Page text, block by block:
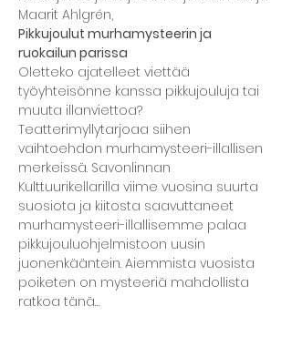
Maarit Ahlgrén,
Pikkujoulut murhamysteerin ja
ruokailun parissa
Oletteko ajatelleet viettää
työyhteisönne kanssa pikkujouluja tai
muuta illanviettoa?
Teatterimyllytarjoaa siihen
vaihtoehdon murhamysteeri-illallisen
merkeissä. Savonlinnan
Kulttuurikellarilla viime vuosina suurta
suosiota ja kiitosta saavuttaneet
murhamysteeri-illallisemme palaa
pikkujouluohjelmistoon uusin
juonenkääntein. Aiemmista vuosista
poiketen on mysteeriä mahdollista
ratkoa tänä…